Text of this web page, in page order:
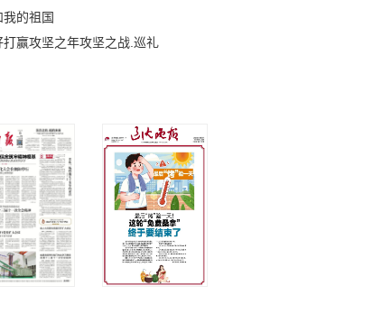
我的祖国
打赢攻坚之年攻坚之战.巡礼